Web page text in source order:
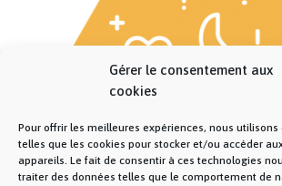
Gérer le consentement aux
cookies
Pour offrir les meilleures expériences, nous utilisons
telles que les cookies pour stocker et/ou accéder
appareils. Le fait de consentir à ces technologies
traiter des données telles que le comportement de